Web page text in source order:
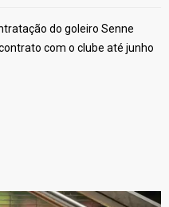
do goleiro Senne
com o clube até junho